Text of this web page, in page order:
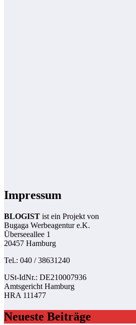
Impressum
BLOGIST ist ein Projekt von
Bugaga Werbeagentur e.K.
Überseeallee 1
20457 Hamburg
Tel.: 040 / 38631240
USt-IdNr.: DE210007936
Amtsgericht Hamburg
HRA 111477
Neueste Beiträge